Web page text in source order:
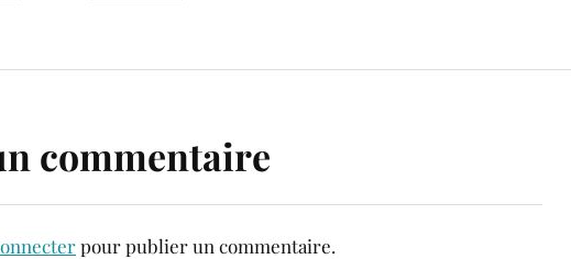
commentaire
pour publier un commentaire.